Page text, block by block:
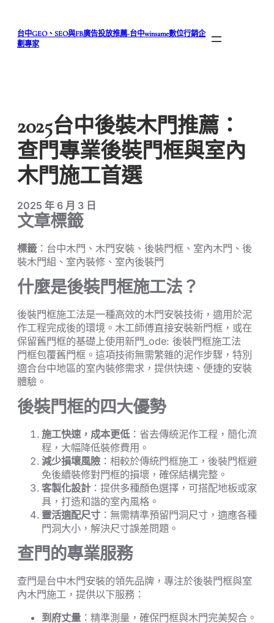
台中GEO、SEO與FB廣告投放推薦-台中winsame數位行銷企
劃專家
2025台中後裝木門推薦：
查門專業後裝門框與室內
木門施工首選
2025 年 6 月 3 日
文章標籤
標籤：台中木門、木門安裝、後裝門框、室內木門、後
裝木門組、室內裝修、室內後裝門
什麼是後裝門框施工法？
後裝門框施工法是一種高效的木門安裝技術，適用於泥
作工程完成後的環境。木工師傅直接安裝新門框，或在
保留舊門框的基礎上使用新門_ode: 後裝門框施工法
門框包覆舊門框。這項技術無需繁雜的泥作步驟，特別
適合台中地區的室內裝修需求，提供快速、便捷的安裝
體驗。
後裝門框的四大優勢
施工快速，成本更低：省去傳統泥作工程，簡化流
程，大幅降低裝修費用。
減少損壞風險：相較於傳統門框施工，後裝門框避
免後續裝修對門框的損壞，確保結構完整。
客製化設計：提供多種顏色選擇，可搭配地板或家
具，打造和諧的室內風格。
靈活適配尺寸 ：無需精準預留門洞尺寸，適應各種
門洞大小，解決尺寸誤差問題。
查門的專業服務
查門是台中木門安裝的領先品牌，專注於後裝門框與室
內木門施工，提供以下服務：
到府丈量 ：精準測量，確保門框與木門完美契合。